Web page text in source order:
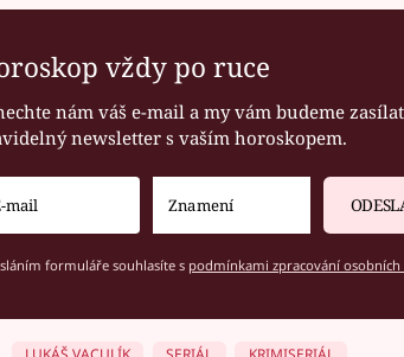
vždy po ruce
nám váš e-mail a my vám budeme zasílat
newsletter s vaším horoskopem.
formuláře souhlasíte s podmínkami zpracování osobních